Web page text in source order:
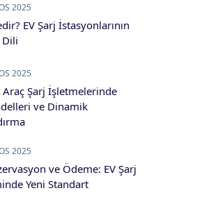
2025
EV Şarj İstasyonlarının
Dili
2025
Şarj İşletmelerinde
ve Dinamik
2025
ve Ödeme: EV Şarj
Yeni Standart